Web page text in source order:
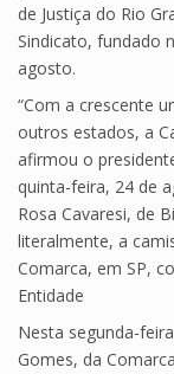
de Justiça do Rio
Sindicato, fundado
agosto.
“Com a crescente
outros estados, a
afirmou o
quinta-feira, 24 de
Rosa Cavaresi, de
literalmente, a
Comarca, em SP,
Entidade
Nesta segunda-
Gomes, da